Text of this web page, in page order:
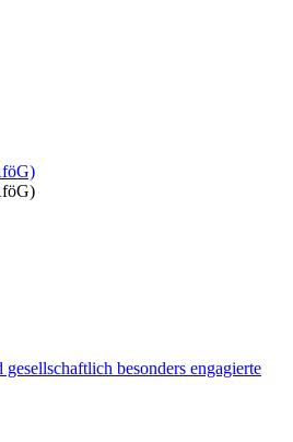
besonders engagierte